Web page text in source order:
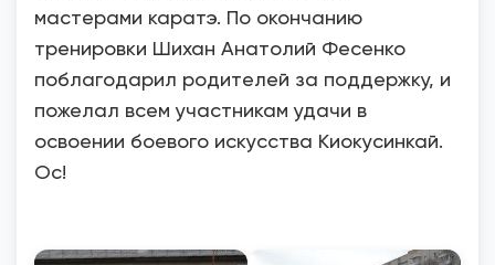
мастерами каратэ. По окончанию
тренировки Шихан Анатолий Фесенко
поблагодарил родителей за поддержку, и
пожелал всем участникам удачи в
освоении боевого искусства Киокусинкай.
Ос!